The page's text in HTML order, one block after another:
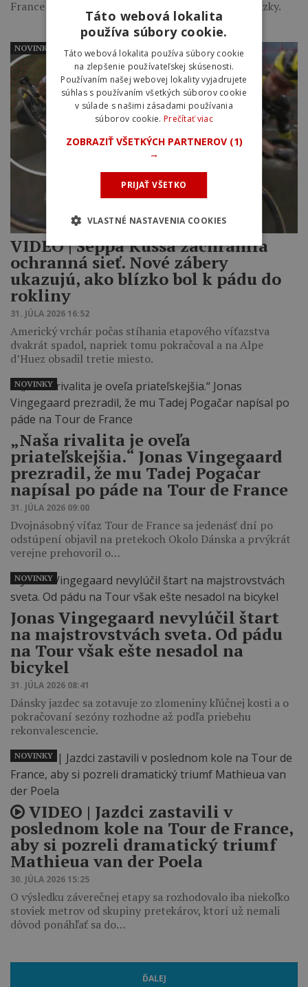
France Femmes odpovedáme na najdôležitejšie otázky.
VIDEO | Seppa Kussa zachránila
ochranná sieť. Nové zábery
ukazujú, ako blízko bol k pádu do
rokliny
31. JÚLA 2026 16:52
Americký vrchár počas stíhania etapového víťazstva
dvakrát spadol, napriek tomu pokračoval a na Alpe
d’Huez obsadil tretie miesto.
NOVINKY
„Naša rivalita je oveľa
priateľskejšia.“ Jonas Vingegaard
prezradil, že mu Tadej Pogačar
napísal po páde na Tour de France
31. JÚLA 2026 09:00
Dvojnásobný víťaz Tour de France sa jedenásť dní po
odstúpení objavil na pretekoch Okolo Dánska a prvýkrát
verejne prehovoril o…
NOVINKY
Jonas Vingegaard nevylúčil štart
na majstrovstvách sveta. Od pádu
na Tour však ešte nesadol na
bicykel
31. JÚLA 2026 08:41
Dánsky jazdec sa zotavuje zo zlomeniny kľúčnej kosti a o
pokračovaní sezóny rozhodne až podľa priebehu
rekonvalescencie.
NOVINKY
VIDEO | Jazdci zastavili v
poslednom kole na Tour de France,
aby si pozreli dramatický triumf
Mathieua van der Poela
30. JÚLA 2026 15:25
O výsledku záverečnej etapy sa rozhodovalo iba niekoľko
stoviek metrov od skupiny pretekárov, ktorí už nemali
dôvod ponáhľať sa do…
NOVINKY
ĎALEJ
Táto webová lokalita
používa súbory cookie.
Táto webová lokalita používa súbory cookie
na zlepšenie používateľskej skúsenosti.
Používaním našej webovej lokality vyjadrujete
súhlas s používaním všetkých súborov cookie
v súlade s našimi zásadami používania
súborov cookie. Prečítať viac
ZOBRAZIŤ VŠETKÝCH PARTNEROV (1)
→
PRIJAŤ VŠETKO
VLASTNÉ NASTAVENIA COOKIES